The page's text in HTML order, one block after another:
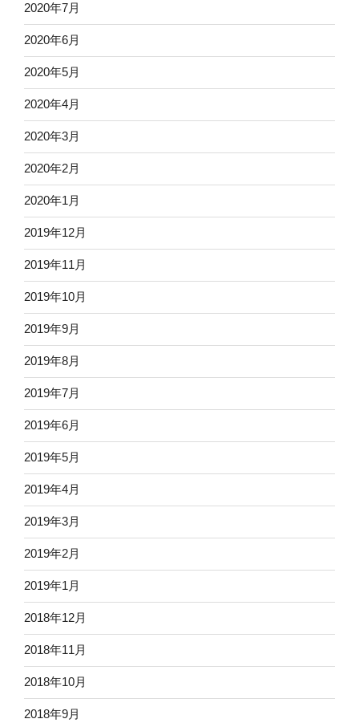
2020年7月
2020年6月
2020年5月
2020年4月
2020年3月
2020年2月
2020年1月
2019年12月
2019年11月
2019年10月
2019年9月
2019年8月
2019年7月
2019年6月
2019年5月
2019年4月
2019年3月
2019年2月
2019年1月
2018年12月
2018年11月
2018年10月
2018年9月